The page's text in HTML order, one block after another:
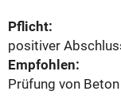
Pflicht:
positiver
Empfohlen:
Prüfung von